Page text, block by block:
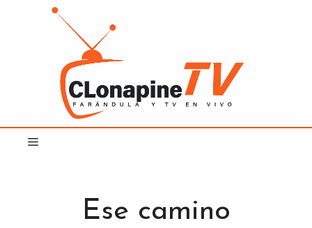
Ese camino